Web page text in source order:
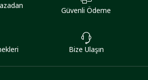
Güvenli Ödeme
Bize Ulaşın